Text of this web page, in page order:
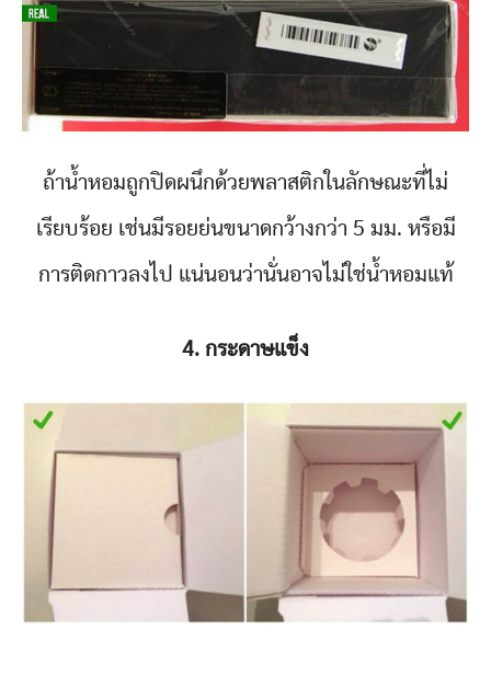
ถ้าน้ำหอมถูกปิดผนึกด้วยพลาสติกในลักษณะที่ไม่
เรียบร้อย เช่นมีรอยย่นขนาดกว้างกว่า 5 มม. หรือมี
การติดกาวลงไป แน่นอนว่านั่นอาจไม่ใช่น้ำหอมแท้
4. กระดาษแข็ง